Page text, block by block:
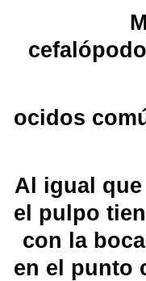
ocidos
Al igual
el pulpo
con la
en el punto